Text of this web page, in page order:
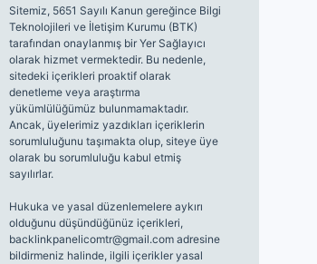
Sitemiz, 5651 Sayılı Kanun gereğince Bilgi
Teknolojileri ve İletişim Kurumu (BTK)
tarafından onaylanmış bir Yer Sağlayıcı
olarak hizmet vermektedir. Bu nedenle,
sitedeki içerikleri proaktif olarak
denetleme veya araştırma
yükümlülüğümüz bulunmamaktadır.
Ancak, üyelerimiz yazdıkları içeriklerin
sorumluluğunu taşımakta olup, siteye üye
olarak bu sorumluluğu kabul etmiş
sayılırlar.
Hukuka ve yasal düzenlemelere aykırı
olduğunu düşündüğünüz içerikleri,
backlinkpanelicomtr@gmail.comadresine
bildirmeniz halinde, ilgili içerikler yasal